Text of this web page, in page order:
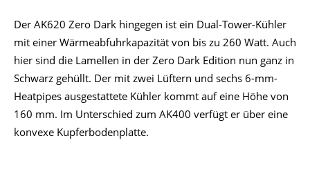
Der AK620 Zero Dark hingegen ist ein Dual-Tower-Kühler
mit einer Wärmeabfuhrkapazität von bis zu 260 Watt. Auch
hier sind die Lamellen in der Zero Dark Edition nun ganz in
Schwarz gehüllt. Der mit zwei Lüftern und sechs 6-mm-
Heatpipes ausgestattete Kühler kommt auf eine Höhe von
160 mm. Im Unterschied zum AK400 verfügt er über eine
konvexe Kupferbodenplatte.